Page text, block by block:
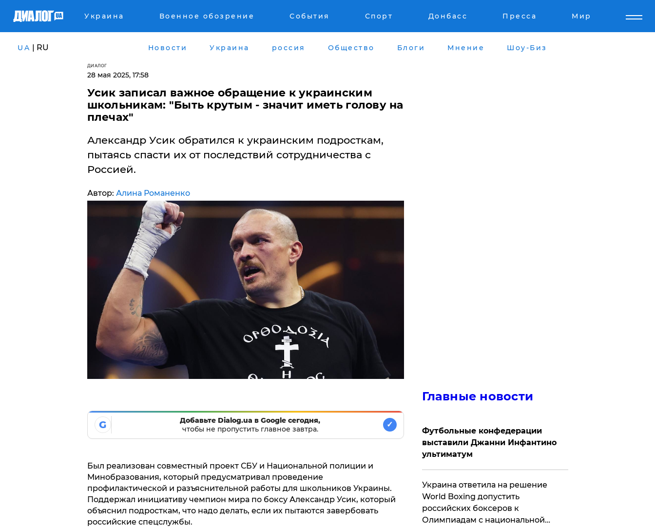
Украина Военное обозрение События Спорт Донбасс Пресса Мир
UA | RU Новости Украина россия Общество Блоги Мнение Шоу-Биз
ДИАЛОГ
28 мая 2025, 17:58
Усик записал важное обращение к украинским
школьникам: "Быть крутым - значит иметь голову на
плечах"
Александр Усик обратился к украинским подросткам,
пытаясь спасти их от последствий сотрудничества с
Россией.
Автор: Алина Романенко
G
Добавьте Dialog.ua в Google сегодня,
чтобы не пропустить главное завтра.
✓
Был реализован совместный проект СБУ и Национальной полиции и
Минобразования, который предусматривал проведение
профилактической и разъяснительной работы для школьников Украины.
Поддержал инициативу чемпион мира по боксу Александр Усик, который
объяснил подросткам, что надо делать, если их пытаются завербовать
российские спецслужбы.
Главные новости
Футбольные конфедерации
выставили Джанни Инфантино
ультиматум
Украина ответила на решение
World Boxing допустить
российских боксеров к
Олимпиадам с национальной